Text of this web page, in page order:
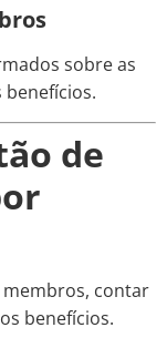
sobre as
benefícios.
de
membros, contar
benefícios.